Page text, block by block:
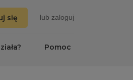
się lub zaloguj
Pomoc